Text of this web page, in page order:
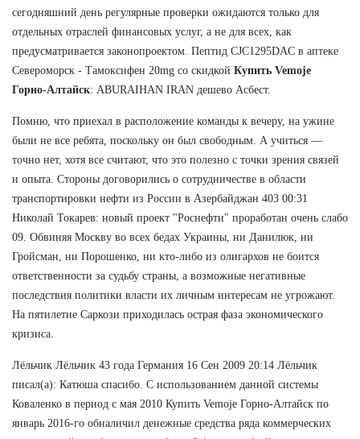
сегодняшний день регулярные проверки ожидаются только для
отдельных отраслей финансовых услуг, а не для всех, как
предусматривается законопроектом. Пептид CJC1295DAC в аптеке
Североморск - Тамоксифен 20mg со скидкой Купить Vemoje
Горно-Алтайск: ABURAIHAN IRAN дешево Асбест.
Помню, что приехал в расположение команды к вечеру, на ужине
были не все ребята, поскольку он был свободным. А учиться —
точно нет, хотя все считают, что это полезно с точки зрения связей
и опыта. Стороны договорились о сотрудничестве в области
транспортировки нефти из России в Азербайджан 403 00:31
Николай Токарев: новый проект "Роснефти" проработан очень слабо
09. Обвиняя Москву во всех бедах Украины, ни Данилюк, ни
Гройсман, ни Порошенко, ни кто-либо из олигархов не боится
ответственности за судьбу страны, а возможные негативные
последствия политики власти их личным интересам не угрожают.
На пятилетие Саркози приходилась острая фаза экономического
кризиса.
Лёльчик Лёльчик 43 года Германия 16 Сен 2009 20:14 Лёльчик
писал(а): Катюша спасибо. С использованием данной системы
Коваленко в период с мая 2010 Купить Vemoje Горно-Алтайск по
январь 2016-го обналичил денежные средства ряда коммерческих